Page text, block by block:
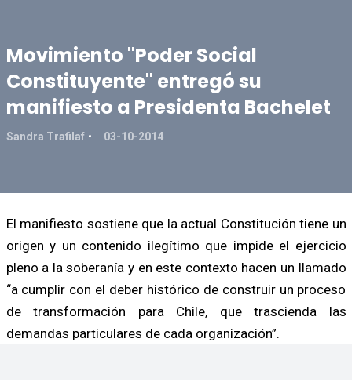
Movimiento "Poder Social
Constituyente" entregó su
manifiesto a Presidenta Bachelet
Sandra Trafilaf 03-10-2014
El manifiesto sostiene que la actual Constitución tiene un
origen y un contenido ilegítimo que impide el ejercicio
pleno a la soberanía y en este contexto hacen un llamado
“a cumplir con el deber histórico de construir un proceso
de transformación para Chile, que trascienda las
demandas particulares de cada organización”.